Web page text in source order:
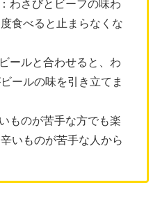
わさびとビーフの味わ
食べると止まらなくな
ールと合わせると、わ
ールの味を引き立てま
ものが苦手な方でも楽
いものが苦手な人から